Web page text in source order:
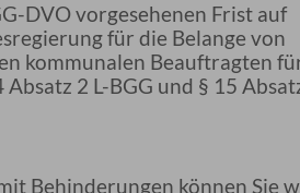
DVO vorgesehenen Frist auf
für die Belange von
kommunalen Beauftragten
2 L-BGG und § 15
Behinderungen können Sie